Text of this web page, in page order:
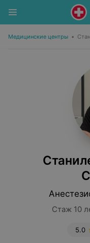
Медицинские центры •
Стаж 10
5.0